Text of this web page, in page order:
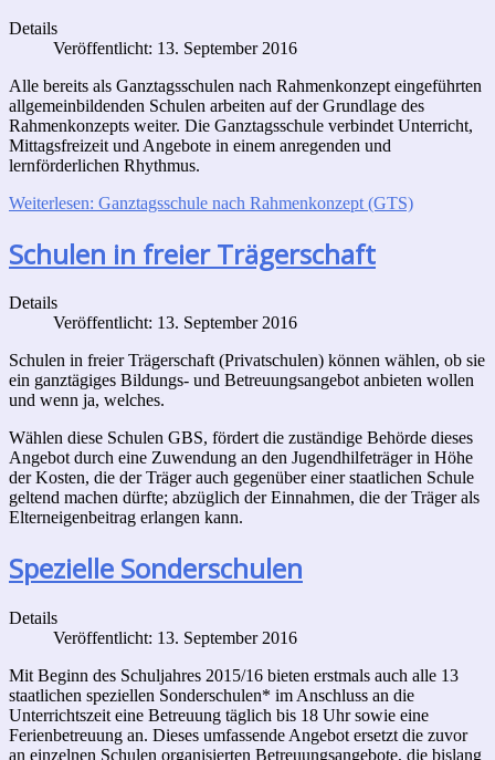
Details
Veröffentlicht: 13. September 2016
Alle bereits als Ganztagsschulen nach Rahmenkonzept eingeführten
allgemeinbildenden Schulen arbeiten auf der Grundlage des
Rahmenkonzepts weiter. Die Ganztagsschule verbindet Unterricht,
Mittagsfreizeit und Angebote in einem anregenden und
lernförderlichen Rhythmus.
Weiterlesen: Ganztagsschule nach Rahmenkonzept (GTS)
Schulen in freier Trägerschaft
Details
Veröffentlicht: 13. September 2016
Schulen in freier Trägerschaft (Privatschulen) können wählen, ob sie
ein ganztägiges Bildungs- und Betreuungsangebot anbieten wollen
und wenn ja, welches.
Wählen diese Schulen GBS, fördert die zuständige Behörde dieses
Angebot durch eine Zuwendung an den Jugendhilfeträger in Höhe
der Kosten, die der Träger auch gegenüber einer staatlichen Schule
geltend machen dürfte; abzüglich der Einnahmen, die der Träger als
Elterneigenbeitrag erlangen kann.
Spezielle Sonderschulen
Details
Veröffentlicht: 13. September 2016
Mit Beginn des Schuljahres 2015/16 bieten erstmals auch alle 13
staatlichen speziellen Sonderschulen* im Anschluss an die
Unterrichtszeit eine Betreuung täglich bis 18 Uhr sowie eine
Ferienbetreuung an. Dieses umfassende Angebot ersetzt die zuvor
an einzelnen Schulen organisierten Betreuungsangebote, die bislang